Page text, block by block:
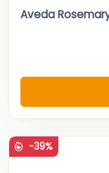
Aveda
-39%